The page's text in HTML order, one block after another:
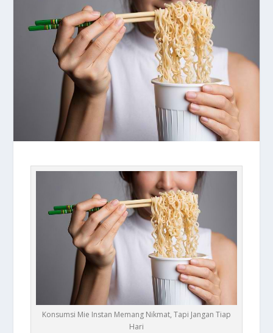
Konsumsi Mie Instan Memang Nikmat, Tapi Jangan Tiap
Hari